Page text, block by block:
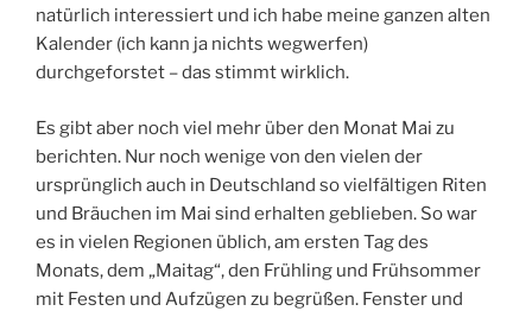
natürlich interessiert und ich habe meine ganzen alten
Kalender (ich kann ja nichts wegwerfen)
durchgeforstet – das stimmt wirklich.
Es gibt aber noch viel mehr über den Monat Mai zu
berichten. Nur noch wenige von den vielen der
ursprünglich auch in Deutschland so vielfältigen Riten
und Bräuchen im Mai sind erhalten geblieben. So war
es in vielen Regionen üblich, am ersten Tag des
Monats, dem „Maitag“, den Frühling und Frühsommer
mit Festen und Aufzügen zu begrüßen. Fenster und